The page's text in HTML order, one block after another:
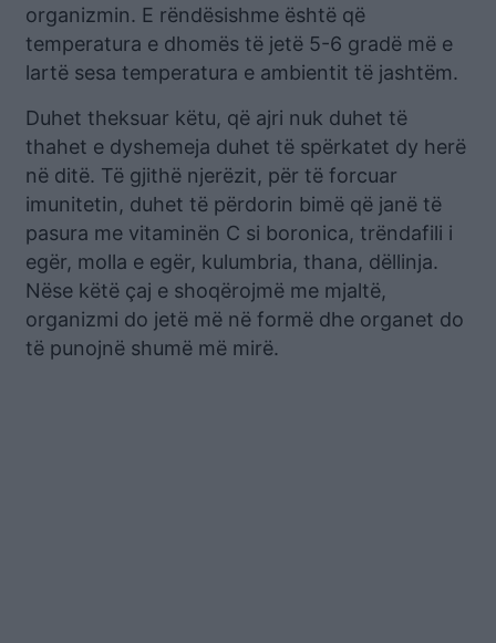
organizmin. E rëndësishme është që
temperatura e dhomës të jetë 5-6 gradë më e
lartë sesa temperatura e ambientit të jashtëm.
Duhet theksuar këtu, që ajri nuk duhet të
thahet e dyshemeja duhet të spërkatet dy herë
në ditë. Të gjithë njerëzit, për të forcuar
imunitetin, duhet të përdorin bimë që janë të
pasura me vitaminën C si boronica, trëndafili i
egër, molla e egër, kulumbria, thana, dëllinja.
Nëse këtë çaj e shoqërojmë me mjaltë,
organizmi do jetë më në formë dhe organet do
të punojnë shumë më mirë.